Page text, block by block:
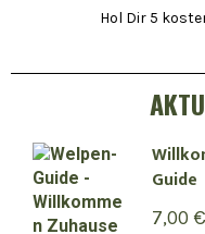
Hol Dir 5
Guide
7,00 €